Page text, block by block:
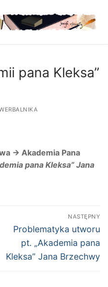
pana Kleksa”
→ Akademia Pana
pana Kleksa” Jana
NASTĘPNY
Następny
wpis:
Problematyka utworu
pt. „Akademia pana
Kleksa” Jana Brzechwy